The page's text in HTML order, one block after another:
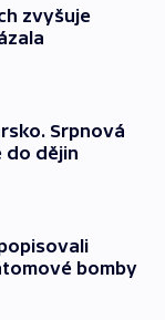
zvyšuje
Srpnová
do dějin
bomby